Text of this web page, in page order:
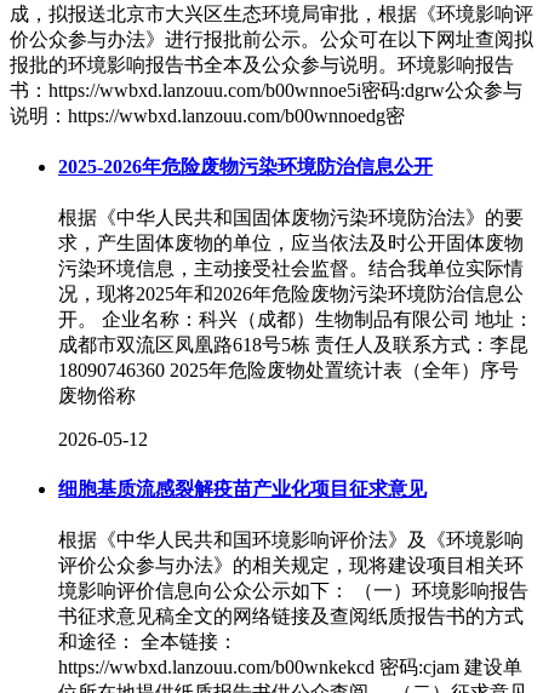
成，拟报送北京市大兴区生态环境局审批，根据《环境影响评
价公众参与办法》进行报批前公示。公众可在以下网址查阅拟
报批的环境影响报告书全本及公众参与说明。环境影响报告
书：https://wwbxd.lanzouu.com/b00wnnoe5i密码:dgrw公众参与
说明：https://wwbxd.lanzouu.com/b00wnnoedg密
2025-2026年危险废物污染环境防治信息公开
根据《中华人民共和国固体废物污染环境防治法》的要
求，产生固体废物的单位，应当依法及时公开固体废物
污染环境信息，主动接受社会监督。结合我单位实际情
况，现将2025年和2026年危险废物污染环境防治信息公
开。 企业名称：科兴（成都）生物制品有限公司 地址：
成都市双流区凤凰路618号5栋 责任人及联系方式：李昆
18090746360 2025年危险废物处置统计表（全年）序号
废物俗称
2026-05-12
细胞基质流感裂解疫苗产业化项目征求意见
根据《中华人民共和国环境影响评价法》及《环境影响
评价公众参与办法》的相关规定，现将建设项目相关环
境影响评价信息向公众公示如下： （一）环境影响报告
书征求意见稿全文的网络链接及查阅纸质报告书的方式
和途径： 全本链接：
https://wwbxd.lanzouu.com/b00wnkekcd 密码:cjam 建设单